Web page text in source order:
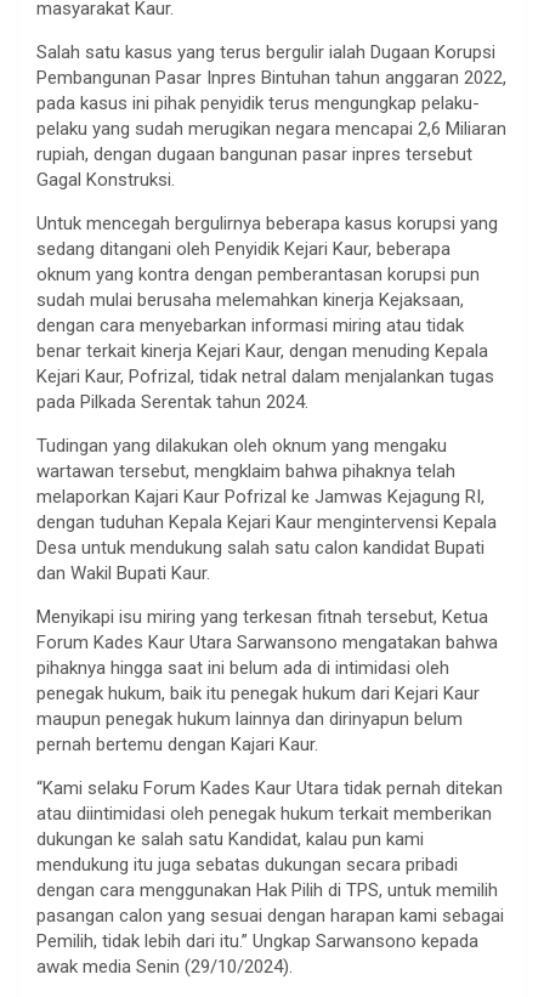
masyarakat Kaur.
Salah satu kasus yang terus bergulir ialah Dugaan Korupsi
Pembangunan Pasar Inpres Bintuhan tahun anggaran 2022,
pada kasus ini pihak penyidik terus mengungkap pelaku-
pelaku yang sudah merugikan negara mencapai 2,6 Miliaran
rupiah, dengan dugaan bangunan pasar inpres tersebut
Gagal Konstruksi.
Untuk mencegah bergulirnya beberapa kasus korupsi yang
sedang ditangani oleh Penyidik Kejari Kaur, beberapa
oknum yang kontra dengan pemberantasan korupsi pun
sudah mulai berusaha melemahkan kinerja Kejaksaan,
dengan cara menyebarkan informasi miring atau tidak
benar terkait kinerja Kejari Kaur, dengan menuding Kepala
Kejari Kaur, Pofrizal, tidak netral dalam menjalankan tugas
pada Pilkada Serentak tahun 2024.
Tudingan yang dilakukan oleh oknum yang mengaku
wartawan tersebut, mengklaim bahwa pihaknya telah
melaporkan Kajari Kaur Pofrizal ke Jamwas Kejagung RI,
dengan tuduhan Kepala Kejari Kaur mengintervensi Kepala
Desa untuk mendukung salah satu calon kandidat Bupati
dan Wakil Bupati Kaur.
Menyikapi isu miring yang terkesan fitnah tersebut, Ketua
Forum Kades Kaur Utara Sarwansono mengatakan bahwa
pihaknya hingga saat ini belum ada di intimidasi oleh
penegak hukum, baik itu penegak hukum dari Kejari Kaur
maupun penegak hukum lainnya dan dirinyapun belum
pernah bertemu dengan Kajari Kaur.
“Kami selaku Forum Kades Kaur Utara tidak pernah ditekan
atau diintimidasi oleh penegak hukum terkait memberikan
dukungan ke salah satu Kandidat, kalau pun kami
mendukung itu juga sebatas dukungan secara pribadi
dengan cara menggunakan Hak Pilih di TPS, untuk memilih
pasangan calon yang sesuai dengan harapan kami sebagai
Pemilih, tidak lebih dari itu.” Ungkap Sarwansono kepada
awak media Senin (29/10/2024).